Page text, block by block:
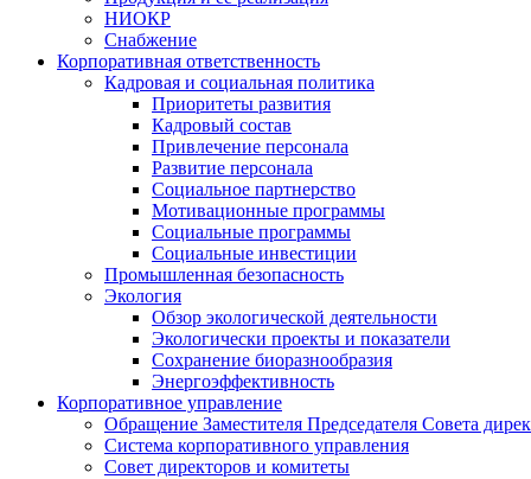
НИОКР
Снабжение
Корпоративная ответственность
Кадровая и социальная политика
Приоритеты развития
Кадровый состав
Привлечение персонала
Развитие персонала
Социальное партнерство
Мотивационные программы
Социальные программы
Социальные инвестиции
Промышленная безопасность
Экология
Обзор экологической деятельности
Экологически проекты и показатели
Сохранение биоразнообразия
Энергоэффективность
Корпоративное управление
Обращение Заместителя Председателя Совета
Система корпоративного управления
Совет директоров и комитеты